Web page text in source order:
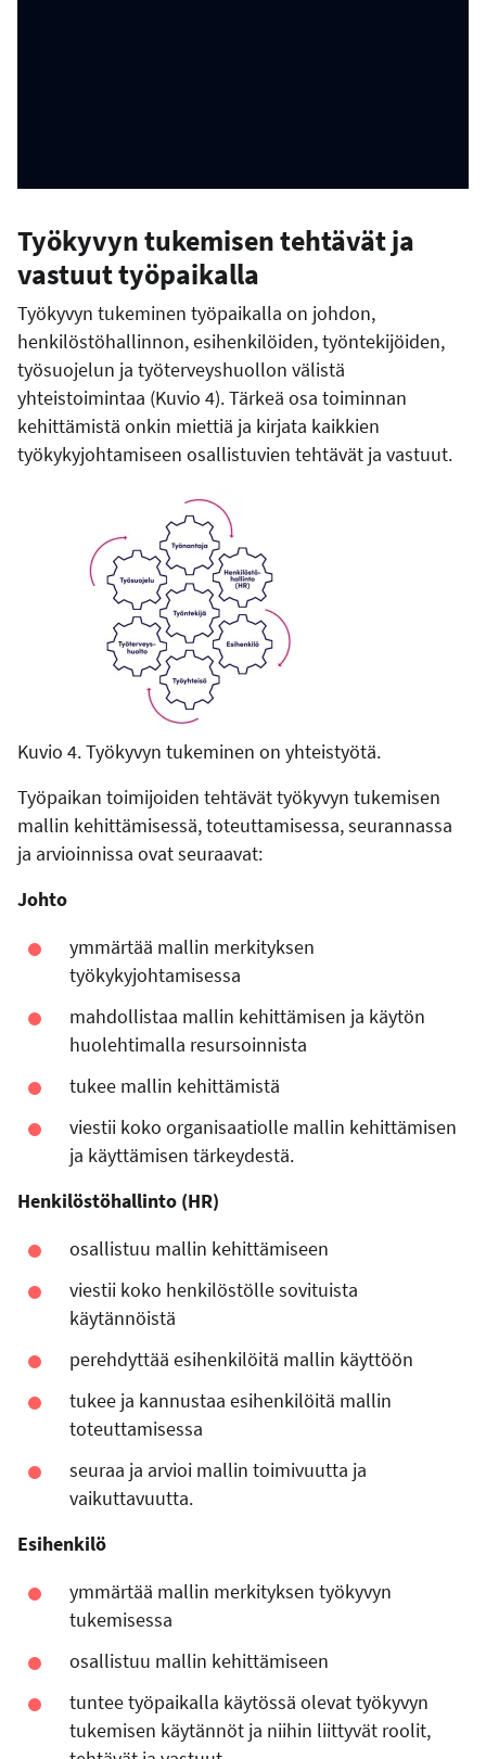
Työkyvyn tukemisen tehtävät ja
vastuut työpaikalla
Työkyvyn tukeminen työpaikalla on johdon,
henkilöstöhallinnon, esihenkilöiden, työntekijöiden,
työsuojelun ja työterveyshuollon välistä
yhteistoimintaa (Kuvio 4). Tärkeä osa toiminnan
kehittämistä onkin miettiä ja kirjata kaikkien
työkykyjohtamiseen osallistuvien tehtävät ja vastuut.
Kuvio 4. Työkyvyn tukeminen on yhteistyötä.
Työpaikan toimijoiden tehtävät työkyvyn tukemisen
mallin kehittämisessä, toteuttamisessa, seurannassa
ja arvioinnissa ovat seuraavat:
Johto
ymmärtää mallin merkityksen
työkykyjohtamisessa
mahdollistaa mallin kehittämisen ja käytön
huolehtimalla resursoinnista
tukee mallin kehittämistä
viestii koko organisaatiolle mallin kehittämisen
ja käyttämisen tärkeydestä.
Henkilöstöhallinto (HR)
osallistuu mallin kehittämiseen
viestii koko henkilöstölle sovituista
käytännöistä
perehdyttää esihenkilöitä mallin käyttöön
tukee ja kannustaa esihenkilöitä mallin
toteuttamisessa
seuraa ja arvioi mallin toimivuutta ja
vaikuttavuutta.
Esihenkilö
ymmärtää mallin merkityksen työkyvyn
tukemisessa
osallistuu mallin kehittämiseen
tuntee työpaikalla käytössä olevat työkyvyn
tukemisen käytännöt ja niihin liittyvät roolit,